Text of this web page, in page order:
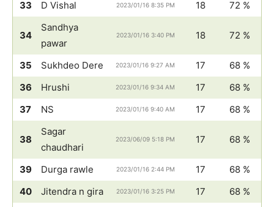
33
D Vishal 2023/01/16 8:35 PM 18 72 %
34
Sandhya
pawar
2023/01/16 3:40 PM 18 72 %
35 Sukhdeo Dere 2023/01/16 9:27 AM 17
68 %
36
Hrushi 2023/01/16 9:34 AM 17
68 %
37
NS 2023/01/16 9:40 AM 17 68 %
38
Sagar
chaudhari
2023/06/09 5:18 PM 17 68 %
39 Durga rawle 2023/01/16 2:44 PM 17
68 %
40
Jitendra n gira 2023/01/16 3:25 PM 17
68 %